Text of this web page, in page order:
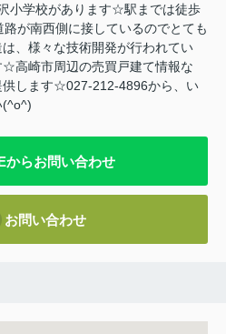
小学校があります☆駅までは徒歩
が南西側に接しているのでとても
、様々な技術開発が行われてい
高崎市周辺の売買戸建て情報な
供します☆027-212-4896から、い
(^o^)
からお問い合わせ
お問い合わせ